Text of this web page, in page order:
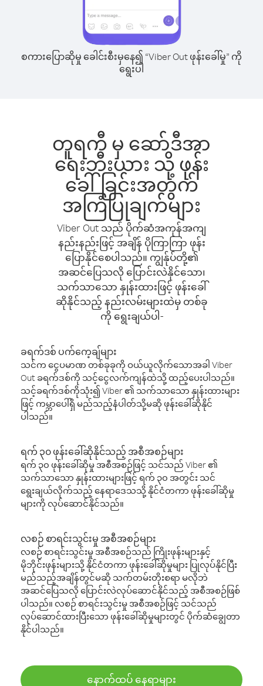
စကားပြောဆိုမှု ခေါင်းစီးမှနေ၍ “Viber Out ဖုန်းခေါ်မှု” ကို
ရွေးပါ
တူရကီ မှ ဆော်ဒီအာ
ရေးဘီးယား သို့ ဖုန်း
ခေါ်ခြင်းအတွက်
အကြံပြုချက်များ
Viber Out သည် ပိုက်ဆံအကုန်အကျ
နည်းနည်းဖြင့် အချိန် ပိုကြာကြာ ဖုန်း
ပြောနိုင်စေပါသည်။ ကျွန်ုပ်တို့၏
အဆင်ပြေသလို ပြောင်းလဲနိုင်သော၊
သက်သာသော နှုန်းထားဖြင့် ဖုန်းခေါ်
ဆိုနိုင်သည့် နည်းလမ်းများထဲမှ တစ်ခု
ကို ရွေးချယ်ပါ-
ခရက်ဒစ် ပက်ကေ့ချ်များ
သင်က ငွေပမာဏ တစ်ခုခုကို ဝယ်ယူလိုက်သောအခါ Viber
Out ခရက်ဒစ်ကို သင့်ငွေလက်ကျန်ထဲသို့ ထည့်ပေးပါသည်။
သင့်ခရက်ဒစ်ကိုသုံး၍ Viber ၏ သက်သာသော နှုန်းထားများ
ဖြင့် ကမ္ဘာပေါ်ရှိ မည်သည့်နံပါတ်သို့မဆို ဖုန်းခေါ်ဆိုနိုင်
ပါသည်။
ရက် ၃၀ ဖုန်းခေါ်ဆိုနိုင်သည့် အစီအစဉ်များ
ရက် ၃၀ ဖုန်းခေါ်ဆိုမှု အစီအစဉ်ဖြင့် သင်သည် Viber ၏
သက်သာသော နှုန်းထားများဖြင့် ရက် ၃၀ အတွင်း သင်
ရွေးချယ်လိုက်သည့် နေရာဒေသသို့ နိုင်ငံတကာ ဖုန်းခေါ်ဆိုမှု
များကို လုပ်ဆောင်နိုင်သည်။
လစဉ် စာရင်းသွင်းမှု အစီအစဉ်များ
လစဉ် စာရင်းသွင်းမှု အစီအစဉ်သည် ကြိုးဖုန်းများနှင့်
မိုဘိုင်းဖုန်းများသို့ နိုင်ငံတကာ ဖုန်းခေါ်ဆိုမှုများ ပြုလုပ်နိုင်ပြီး
မည်သည့်အချိန်တွင်မဆို သက်တမ်းတိုးစရာ မလိုဘဲ
အဆင်ပြေသလို ပြောင်းလဲလုပ်ဆောင်နိုင်သည့် အစီအစဉ်ဖြစ်
ပါသည်။ လစဉ် စာရင်းသွင်းမှု အစီအစဉ်ဖြင့် သင်သည်
လုပ်ဆောင်ထားပြီးသော ဖုန်းခေါ်ဆိုမှုများတွင် ပိုက်ဆံချွေတာ
နိုင်ပါသည်။
နောက်ထပ် နေရာများ